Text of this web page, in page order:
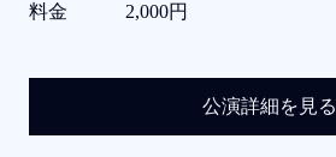
料金 2,000円
公演詳細を見る